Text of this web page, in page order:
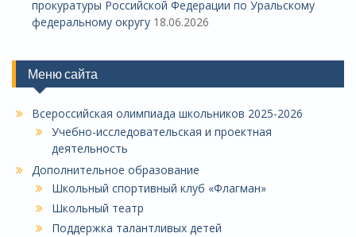
прокуратуры Российской Федерации по Уральскому
федеральному округу 18.06.2026
Меню сайта
Всероссийская олимпиада школьников 2025-2026
Учебно-исследовательская и проектная
деятельность
Дополнительное образование
Школьный спортивный клуб «Флагман»
Школьный театр
Поддержка талантливых детей